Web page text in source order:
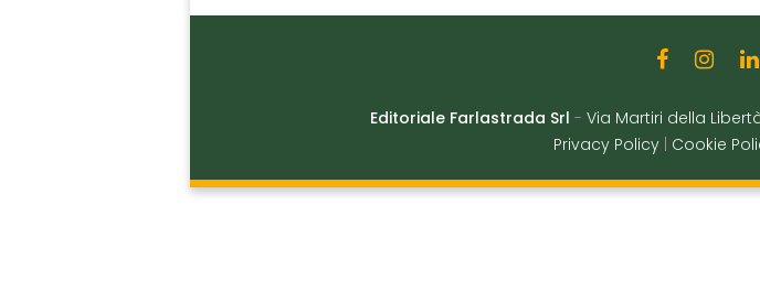
Editoriale Farlastrada Srl - Via Martiri della
Privacy Policy
Cookie